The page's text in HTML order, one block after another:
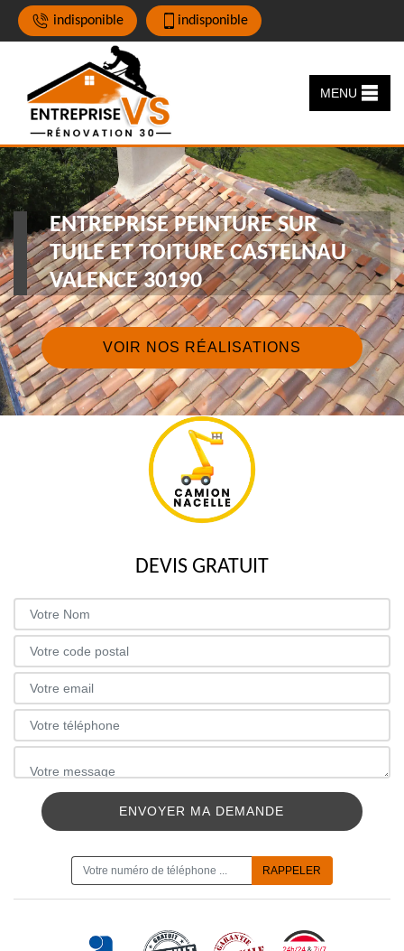
indisponible indisponible
MENU
ENTREPRISE PEINTURE SUR
TUILE ET TOITURE CASTELNAU
VALENCE 30190
VOIR NOS RÉALISATIONS
DEVIS GRATUIT